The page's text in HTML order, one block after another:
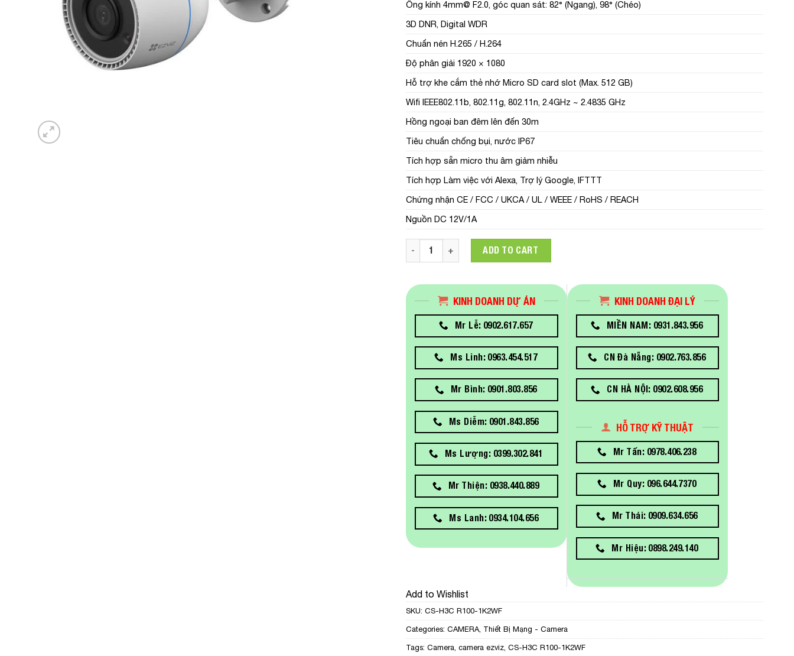
Ống kính 4mm@ F2.0, góc quan sát: 82° (Ngang), 98° (Chéo)
3D DNR, Digital WDR
Chuẩn nén H.265 / H.264
Độ phân giải 1920 × 1080
Hỗ trợ khe cắm thẻ nhớ Micro SD card slot (Max. 512 GB)
Wifi IEEE802.11b, 802.11g, 802.11n, 2.4GHz ~ 2.4835 GHz
Hồng ngoại ban đêm lên đến 30m
Tiêu chuẩn chống bụi, nước IP67
Tích hợp sẵn micro thu âm giảm nhiễu
Tích hợp Làm việc với Alexa, Trợ lý Google, IFTTT
Chứng nhận CE / FCC / UKCA / UL / WEEE / RoHS / REACH
Nguồn DC 12V/1A
Camera ngoài trời IP wifi quay quét EZVIZ CS-H3C R100-1K2WF quantity
ADD TO CART
KINH DOANH DỰ ÁN
Mr Lễ: 0902.617.657
Ms Linh: 0963.454.517
Mr Bình: 0901.803.856
Ms Diễm: 0901.843.856
Ms Lượng: 0399.302.841
Mr Thiện: 0938.440.889
Ms Lanh: 0934.104.656
KINH DOANH ĐẠI LÝ
MIỀN NAM: 0931.843.956
CN Đà Nẵng: 0902.763.856
CN HÀ NỘI: 0902.608.956
HỖ TRỢ KỸ THUẬT
Mr Tấn: 0978.406.238
Mr Quy: 096.644.7370
Mr Thái: 0909.634.656
Mr Hiệu: 0898.249.140
Add to Wishlist
SKU: CS-H3C R100-1K2WF
Categories: CAMERA Thiết Bị Mạng - Camera
Tags: Camera camera ezviz CS-H3C R100-1K2WF